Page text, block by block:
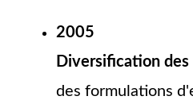
2005
Diversification des
des formulations